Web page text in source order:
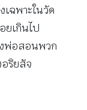
เฉพาะในวัด
ยเกินไป
พ่อสอนพวก
ริยสัจ